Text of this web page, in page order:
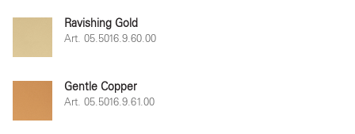
Ravishing Gold
Art. 05.5016.9.60.00
Gentle Copper
Art. 05.5016.9.61.00